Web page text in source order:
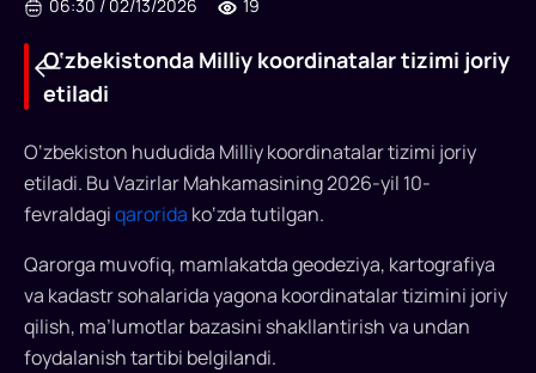
O‘zbekistonda
Milliy
koordinatalar
tizimi
joriy
06:30 / 02/13/2026 19
O‘zbekistonda Milliy koordinatalar tizimi joriy
etiladi
O‘zbekiston hududida Milliy koordinatalar tizimi joriy
etiladi. Bu Vazirlar Mahkamasining 2026-yil 10-
fevraldagiqarorida ko‘zda tutilgan.
Qarorga muvofiq, mamlakatda geodeziya, kartografiya
va kadastr sohalarida yagona koordinatalar tizimini joriy
qilish, ma’lumotlar bazasini shakllantirish va undan
foydalanish tartibi belgilandi.